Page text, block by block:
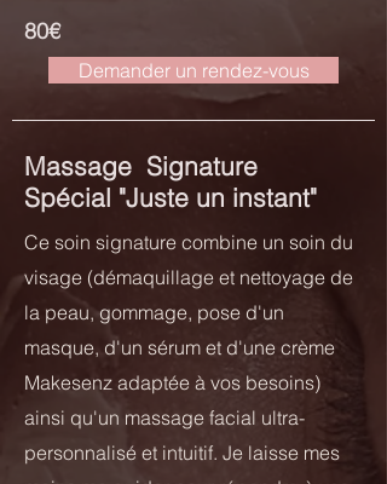
80€
Demander un rendez-vous
Massage Signature
Spécial "Juste un instant"
Ce soin signature combine un soin du
visage (démaquillage et nettoyage de
la peau, gommage, pose d'un
masque, d'un sérum et d'une crème
Makesenz adaptée à vos besoins)
ainsi qu'un massage facial ultra-
personnalisé et intuitif. Je laisse mes